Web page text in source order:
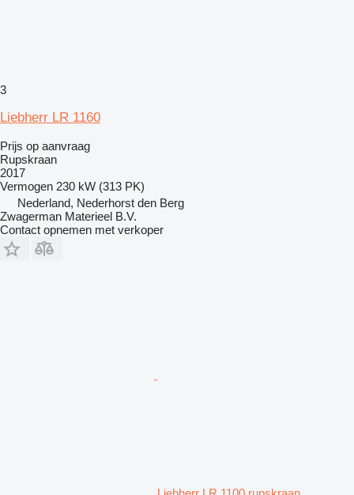
3
Liebherr LR 1160
Prijs op aanvraag
Rupskraan
2017
Vermogen 230 kW (313 PK)
Nederland, Nederhorst den Berg
Zwagerman Materieel B.V.
Contact opnemen met verkoper